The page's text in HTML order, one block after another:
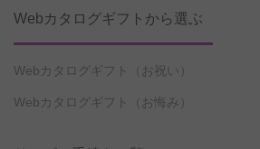
Webカタログギフトから選ぶ
Webカタログギフト（お祝い）
Webカタログギフト（お悔み）